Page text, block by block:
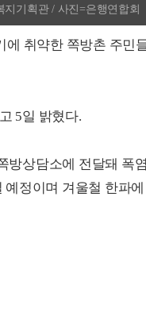
기획관 / 사진=은행연합회
취약한 쪽방촌 주민
5일 밝혔다.
방상담소에 전달돼 폭
정이며 겨울철 한파